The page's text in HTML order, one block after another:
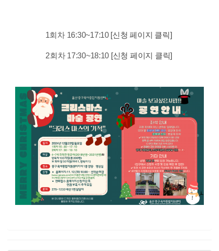
1회차 16:30~17:10 [신청 페이지 클릭]
2회차 17:30~18:10 [신청 페이지 클릭]